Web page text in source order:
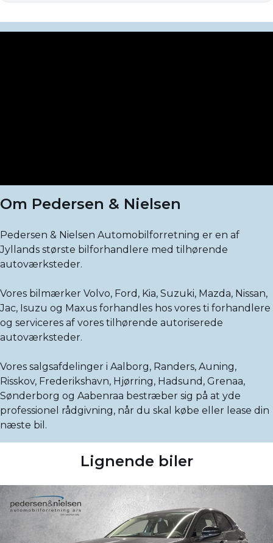
Om Pedersen & Nielsen
Pedersen & Nielsen Automobilforretning er en af
Jyllands største bilforhandlere med tilhørende
autoværksteder.
Vores bilmærker Volvo, Ford, Kia, Suzuki, Mazda, Nissan,
Jac, Isuzu og Maxus forhandles hos vores ti forhandlere
og serviceres af vores tilhørende autoriserede
autoværksteder.
Vores salgsafdelinger i Aalborg, Randers, Auning,
Risskov, Frederikshavn, Hjørring, Hadsund, Grenaa,
Sønderborg og Aabenraa bestræber sig på at yde
professionel rådgivning, når du skal købe eller lease din
næste bil.
Lignende biler